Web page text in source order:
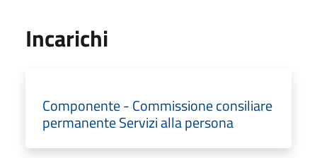
Incarichi
Componente - Commissione consiliare
permanente Servizi alla persona